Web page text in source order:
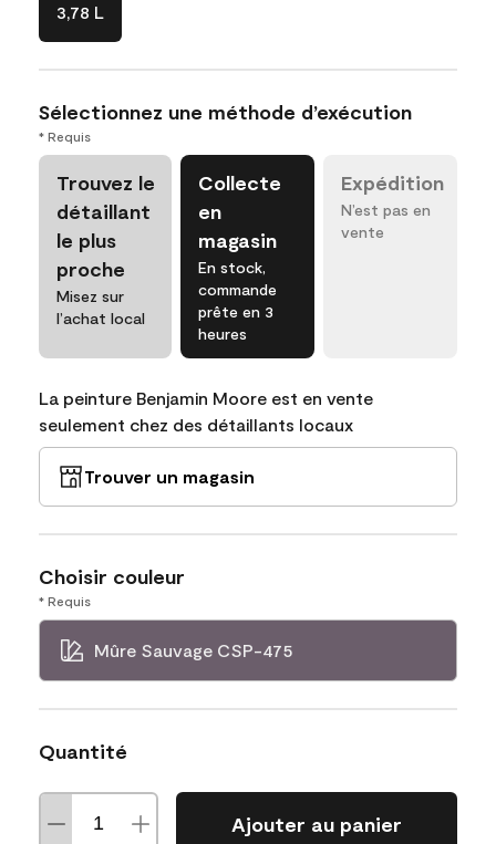
3,78 L
Sélectionnez une méthode d’exécution
* Requis
Trouvez le
détaillant
le plus
proche
Misez sur
l’achat local
Collecte
en
magasin
En stock,
commande
prête en 3
heures
Expédition
N’est pas en
vente
La peinture Benjamin Moore est en vente
seulement chez des détaillants locaux
Trouver un magasin
Choisir couleur
* Requis
Mûre Sauvage CSP-475
Quantité
Ajouter au panier